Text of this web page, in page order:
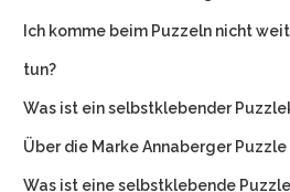
Ich komme beim Puzzeln nicht
tun?
Was ist ein selbstklebender
Über die Marke Annaberger Puzzle
Was ist eine selbstklebende